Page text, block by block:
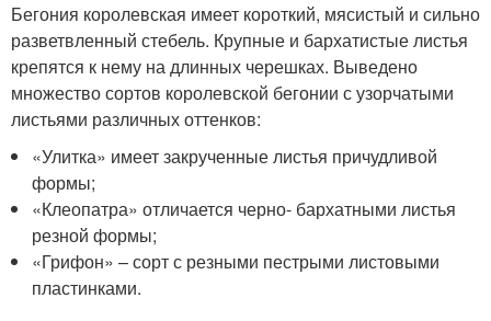
Бегония королевская имеет короткий, мясистый и сильно
разветвленный стебель. Крупные и бархатистые листья
крепятся к нему на длинных черешках. Выведено
множество сортов королевской бегонии с узорчатыми
листьями различных оттенков:
«Улитка» имеет закрученные листья причудливой
формы;
«Клеопатра» отличается черно- бархатными листья
резной формы;
«Грифон» – сорт с резными пестрыми листовыми
пластинками.